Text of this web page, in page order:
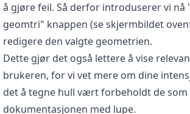
å gjøre feil. Så derfor introduserer vi nå
geomtri" knappen (se skjermbildet
redigere den valgte geometrien.
Dette gjør det også lettere å vise
brukeren, for vi vet mere om dine
det å tegne hull vært forbeholdt de som
dokumentasjonen med lupe.